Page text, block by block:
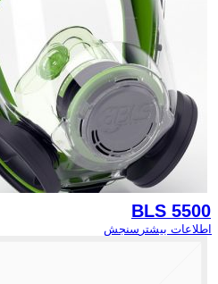
BLS 5500
اطلاعات بیشتر سنجش